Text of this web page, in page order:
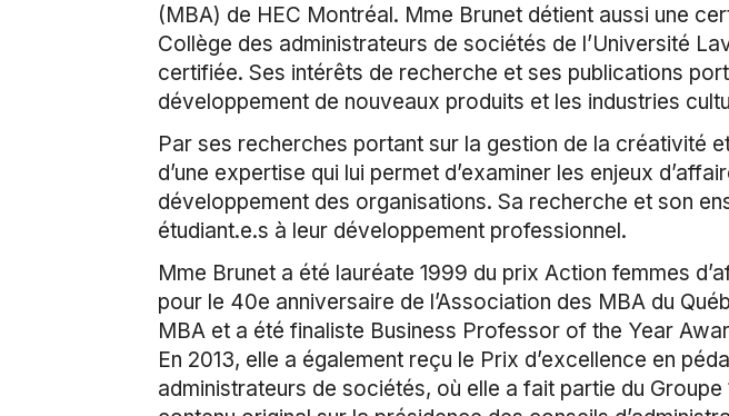
(MBA) de HEC Montréal. Mme Brunet détient aussi une
Collège des administrateurs de sociétés de l’Université
certifiée. Ses intérêts de recherche et ses publications
développement de nouveaux produits et les industries
Par ses recherches portant sur la gestion de la créativité
d’une expertise qui lui permet d’examiner les enjeux
développement des organisations. Sa recherche et son
étudiant.e.s à leur développement professionnel.
Mme Brunet a été lauréate 1999 du prix Action femmes
pour le 40e anniversaire de l’Association des MBA du
MBA et a été finaliste Business Professor of the Year
En 2013, elle a également reçu le Prix d’excellence en
administrateurs de sociétés, où elle a fait partie du